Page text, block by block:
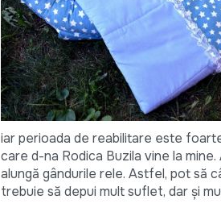
iar perioada de reabilitare este
care d-na Rodica Buzila vine la
alungă gândurile rele. Astfel, pot să
trebuie să depui mult suflet, dar și